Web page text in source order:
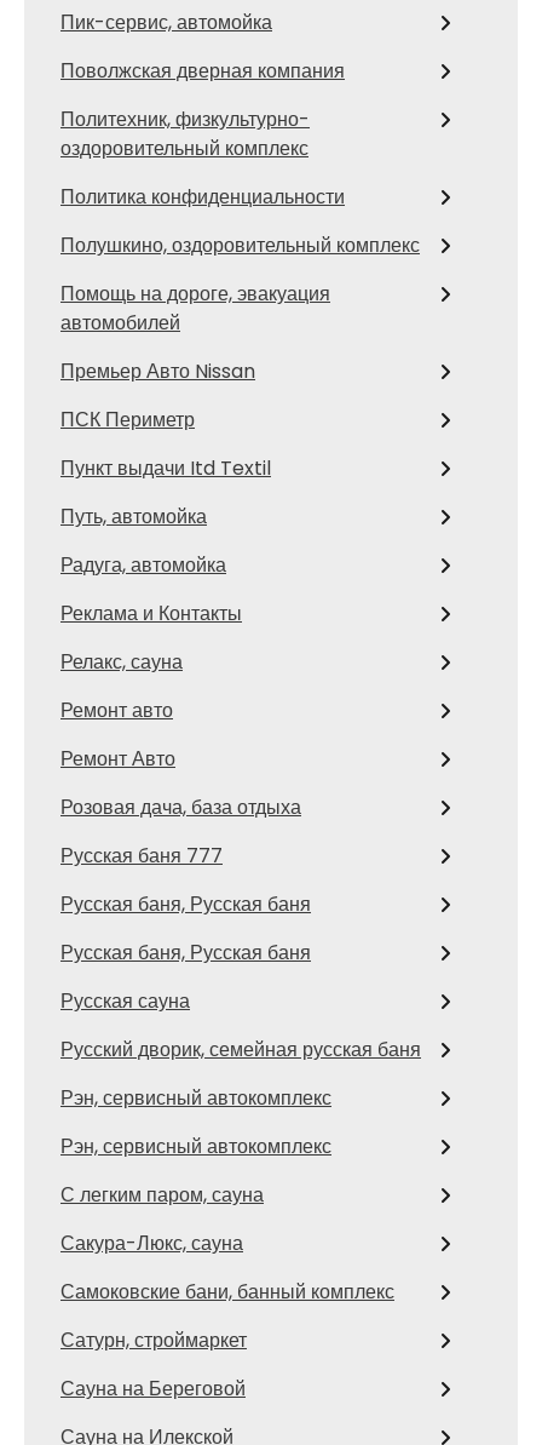
Пик-сервис, автомойка
Поволжская дверная компания
Политехник, физкультурно-
оздоровительный комплекс
Политика конфиденциальности
Полушкино, оздоровительный комплекс
Помощь на дороге, эвакуация
автомобилей
Премьер Авто Nissan
ПСК Периметр
Пункт выдачи Itd Textil
Путь, автомойка
Радуга, автомойка
Реклама и Контакты
Релакс, сауна
Ремонт авто
Ремонт Авто
Розовая дача, база отдыха
Русская баня 777
Русская баня, Русская баня
Русская баня, Русская баня
Русская сауна
Русский дворик, семейная русская баня
Рэн, сервисный автокомплекс
Рэн, сервисный автокомплекс
С легким паром, сауна
Сакура-Люкс, сауна
Самоковские бани, банный комплекс
Сатурн, строймаркет
Сауна на Береговой
Сауна на Илекской